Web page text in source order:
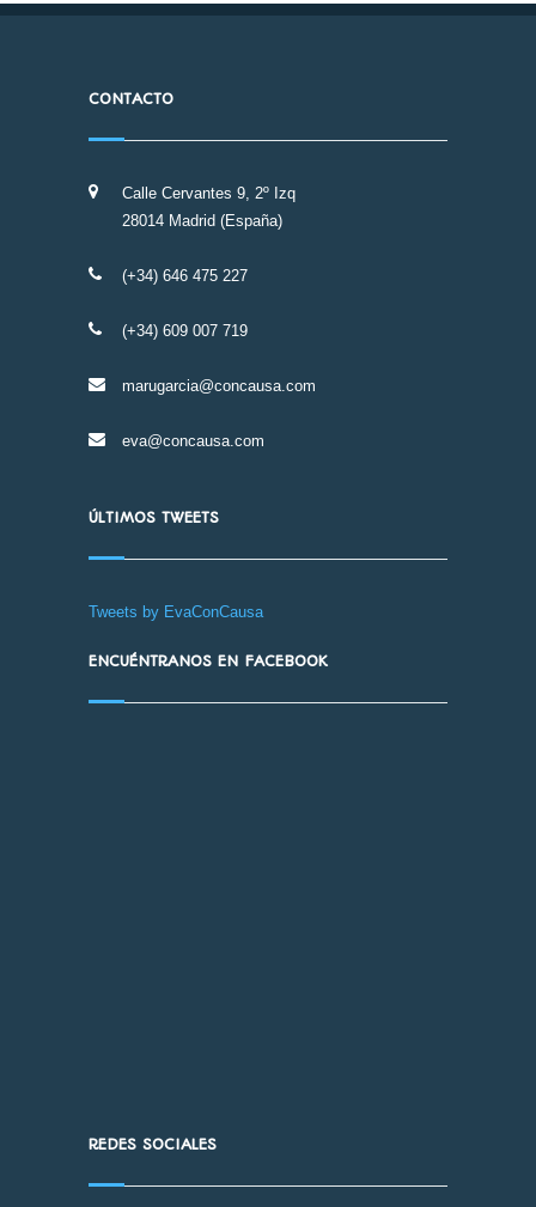
CONTACTO
Calle Cervantes 9, 2º Izq
28014 Madrid (España)
(+34) 646 475 227
(+34) 609 007 719
marugarcia@concausa.com
eva@concausa.com
ÚLTIMOS TWEETS
Tweets by EvaConCausa
ENCUÉNTRANOS EN FACEBOOK
REDES SOCIALES